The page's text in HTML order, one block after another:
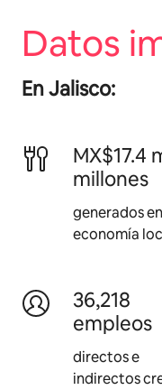
Datos
En Jalisco:
MX$17.4
millones
generados
economía
36,218
empleos
directos e
indirectos